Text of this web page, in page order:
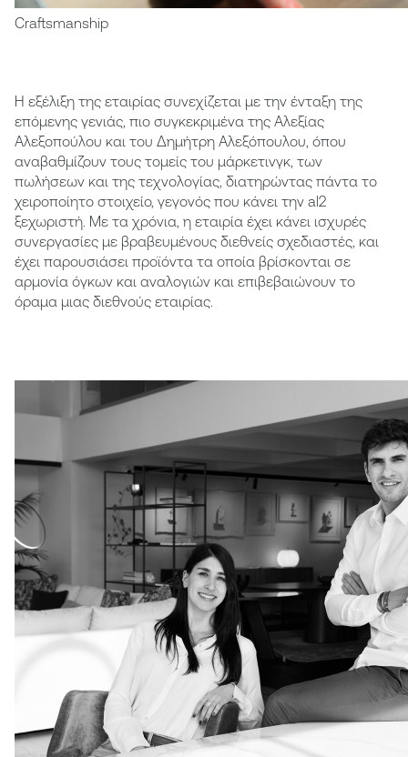
Craftsmanship
H εξέλιξη της εταιρίας συνεχίζεται με την ένταξη της
επόμενης γενιάς, πιο συγκεκριμένα της Αλεξίας
Αλεξοπούλου και του Δημήτρη Αλεξόπουλου, όπου
αναβαθμίζουν τους τομείς του μάρκετινγκ, των
πωλήσεων και της τεχνολογίας, διατηρώντας πάντα το
χειροποίητο στοιχείο, γεγονός που κάνει την al2
ξεχωριστή. Με τα χρόνια, η εταιρία έχει κάνει ισχυρές
συνεργασίες με βραβευμένους διεθνείς σχεδιαστές, και
έχει παρουσιάσει προϊόντα τα οποία βρίσκονται σε
αρμονία όγκων και αναλογιών και επιβεβαιώνουν το
όραμα μιας διεθνούς εταιρίας.